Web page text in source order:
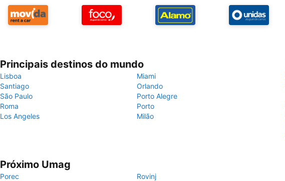
Principais destinos do mundo
Lisboa
Miami
Santiago
Orlando
São Paulo
Porto Alegre
Roma
Porto
Los Angeles
Milão
Próximo Umag
Porec Rovinj